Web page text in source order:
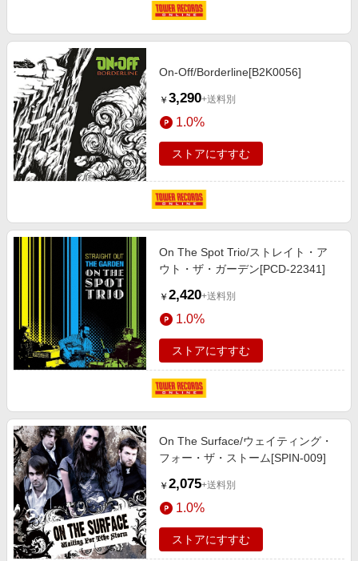
On-Off/Borderline[B2K0056]
￥ 3,290+送料別
1.0%
ストアにすすむ
On The Spot Trio/ストレイト・ア
ウト・ザ・ガーデン[PCD-22341]
￥ 2,420+送料別
1.0%
ストアにすすむ
On The Surface/ウェイティング・
フォー・ザ・ストーム[SPIN-009]
￥ 2,075+送料別
1.0%
ストアにすすむ